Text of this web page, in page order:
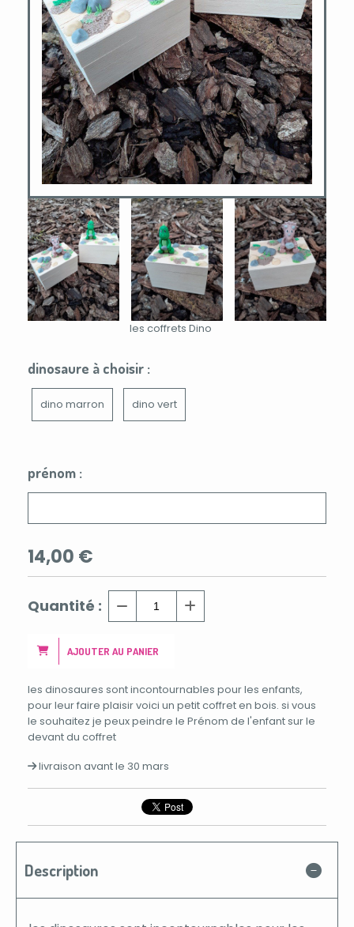
les coffrets Dino
dinosaure à choisir :
dino marron dino vert
prénom :
14,00 €
Quantité :
AJOUTER AU PANIER
les dinosaures sont incontournables pour les enfants,
pour leur faire plaisir voici un petit coffret en bois. si vous
le souhaitez je peux peindre le Prénom de l'enfant sur le
devant du coffret
livraison avant le 30 mars
Description